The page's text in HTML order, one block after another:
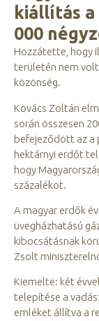
kiállítás
000
Hozzátette, hogy
területén nem
közönség.
Kovács Zoltán
során összesen
befejeződött az a
hektárnyi erdőt
hogy
százalékot.
A magyar erdők
üvegházhatású
kibocsátásnak
Zsolt
Kiemelte: két
telepítése a
emléket állítva a